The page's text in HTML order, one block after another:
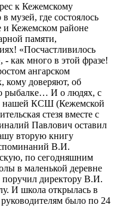
к Кежемскому
музей, где состоялось
и Кежемском районе
памяти,
«Посчастливилось
- как много в этой фразе!
ангарском
кому доверяют, об
рыбалке… И о людях, с
нашей КСШ (Кежемской
стезя вместе с
Павлович оставил
вторую книгу
В.И.
по сегодняшним
в маленькой деревне
директору В.И.
И школа открылась в
было по 24